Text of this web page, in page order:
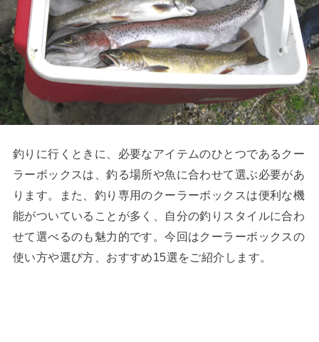
釣りに行くときに、必要なアイテムのひとつであるクー
ラーボックスは、釣る場所や魚に合わせて選ぶ必要があ
ります。また、釣り専用のクーラーボックスは便利な機
能がついていることが多く、自分の釣りスタイルに合わ
せて選べるのも魅力的です。今回はクーラーボックスの
使い方や選び方、おすすめ15選をご紹介します。